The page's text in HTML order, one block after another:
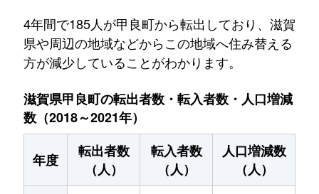
4年間で185人が甲良町から転出しており、滋賀
県や周辺の地域などからこの地域へ住み替える
方が減少していることがわかります。
滋賀県甲良町の転出者数・転入者数・人口増減
数（2018～2021年）
年度
転出者数
（人）
転入者数
（人）
人口増減数
（人）